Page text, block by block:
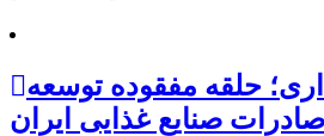
حلقه مفقوده توسعه
صادرات صنایع غذایی ایران